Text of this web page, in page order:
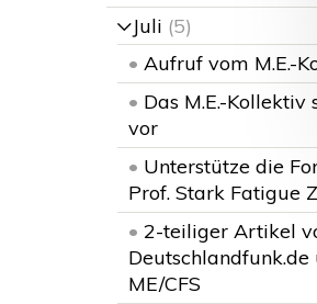
>Juli (5)
• Aufruf vom M.E.-
• Das M.E.-Kollektiv
vor
• Unterstütze die
Prof. Stark Fatigue
• 2-teiliger Artikel
Deutschlandfunk.de
ME/CFS